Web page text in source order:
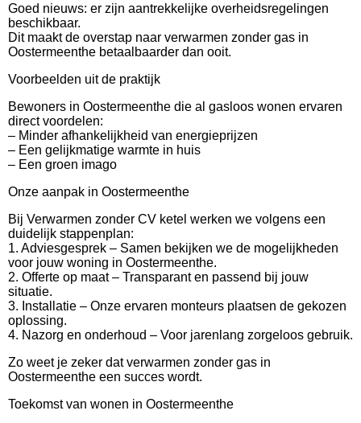
Goed nieuws: er zijn aantrekkelijke overheidsregelingen
beschikbaar.
Dit maakt de overstap naar verwarmen zonder gas in
Oostermeenthe betaalbaarder dan ooit.
Voorbeelden uit de praktijk
Bewoners in Oostermeenthe die al gasloos wonen ervaren
direct voordelen:
– Minder afhankelijkheid van energieprijzen
– Een gelijkmatige warmte in huis
– Een groen imago
Onze aanpak in Oostermeenthe
Bij Verwarmen zonder CV ketel werken we volgens een
duidelijk stappenplan:
1. Adviesgesprek – Samen bekijken we de mogelijkheden
voor jouw woning in Oostermeenthe.
2. Offerte op maat – Transparant en passend bij jouw
situatie.
3. Installatie – Onze ervaren monteurs plaatsen de gekozen
oplossing.
4. Nazorg en onderhoud – Voor jarenlang zorgeloos gebruik.
Zo weet je zeker dat verwarmen zonder gas in
Oostermeenthe een succes wordt.
Toekomst van wonen in Oostermeenthe